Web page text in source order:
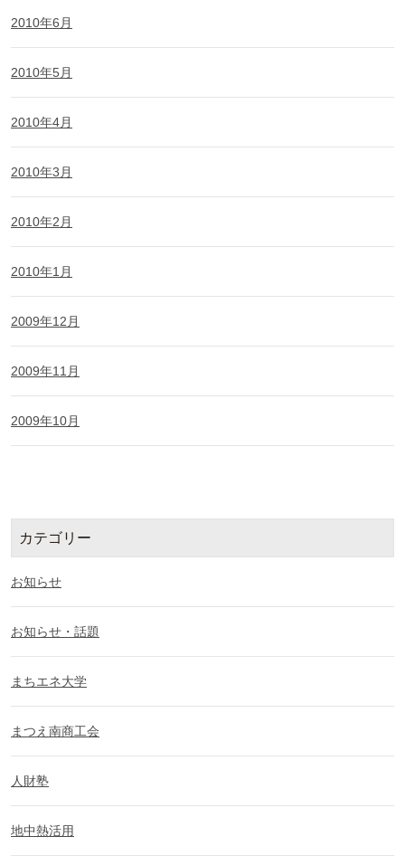
2010年6月
2010年5月
2010年4月
2010年3月
2010年2月
2010年1月
2009年12月
2009年11月
2009年10月
カテゴリー
お知らせ
お知らせ・話題
まちエネ大学
まつえ南商工会
人財塾
地中熱活用